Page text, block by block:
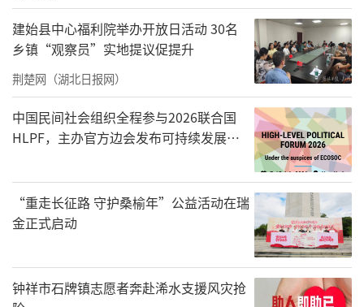
建始县中心福利院举办开放日活动 30名
乡镇“观察员”实地提议促提升
荆楚网（湖北日报网）
中国民间社会组织全程参与2026联合国
HLPF，主办官方边会发布可持续发展标
“重走长征路 守护桑榆年”公益活动在瑞
金正式启动
钟祥市石牌镇志愿者奔赴浠水支援风灾抢